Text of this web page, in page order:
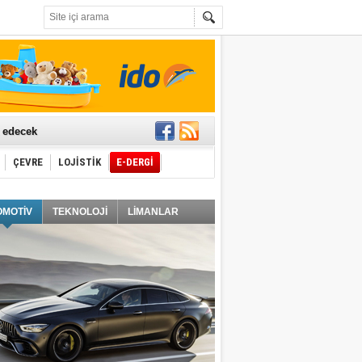
ÇEVRE LOJİSTİK E-DERGİ
TEKNOLOJİ LİMANLAR